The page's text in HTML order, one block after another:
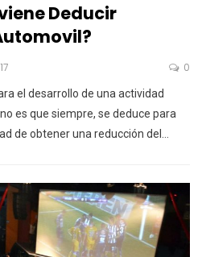
Deducir
0
el desarrollo de una actividad
es que siempre, se deduce para
de obtener una reducción del…